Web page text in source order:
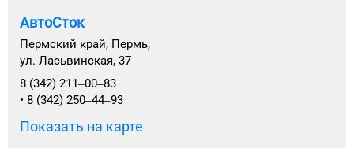
АвтоСток
Пермский край, Пермь,
ул. Ласьвинская, 37
8 (342) 211‒00‒83
• 8 (342) 250‒44‒93
Показать на карте